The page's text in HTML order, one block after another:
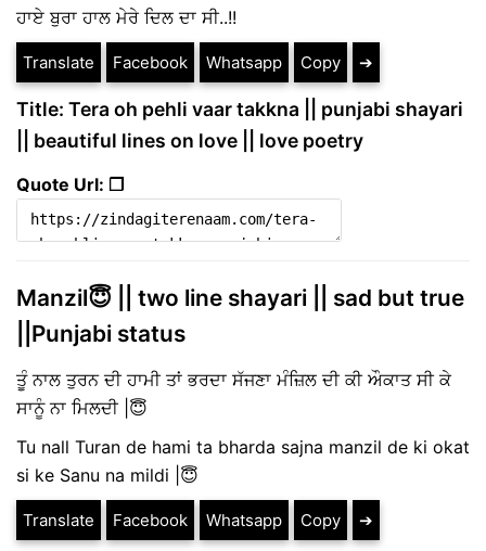
ਹਾਏ ਬੁਰਾ ਹਾਲ ਮੇਰੇ ਦਿਲ ਦਾ ਸੀ..!!
Translate Facebook Whatsapp Copy ➔
Title: Tera oh pehli vaar takkna || punjabi shayari
|| beautiful lines on love || love poetry
Quote Url: ❐
Manzil😇 || two line shayari || sad but true
||Punjabi status
ਤੂੰ ਨਾਲ ਤੁਰਨ ਦੀ ਹਾਮੀ ਤਾਂ ਭਰਦਾ ਸੱਜਣਾ ਮੰਜ਼ਿਲ ਦੀ ਕੀ ਔਕਾਤ ਸੀ ਕੇ
ਸਾਨੂੰ ਨਾ ਮਿਲਦੀ |😇
Tu nall Turan de hami ta bharda sajna manzil de ki okat
si ke Sanu na mildi |😇
Translate Facebook Whatsapp Copy ➔